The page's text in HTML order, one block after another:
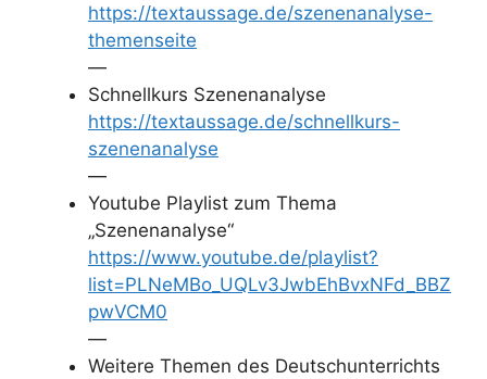
https://textaussage.de/szenenanalyse-
themenseite
—
Schnellkurs Szenenanalyse
https://textaussage.de/schnellkurs-
szenenanalyse
—
Youtube Playlist zum Thema
„Szenenanalyse“
https://www.youtube.de/playlist?
list=PLNeMBo_UQLv3JwbEhBvxNFd_BBZ
pwVCM0
—
Weitere Themen des Deutschunterrichts